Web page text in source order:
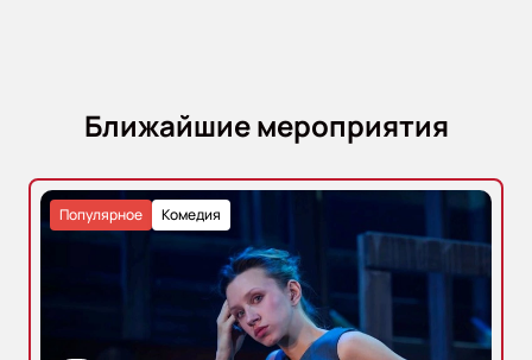
Ближайшие мероприятия
Комедия
Популярное